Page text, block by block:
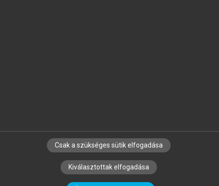
SZERZŐKNEK CÉGEKNEK KÖNYVTÁROSOKNAK
SZERKESZTÉSI ÉS LEKTORÁLÁSI ALAPELVEK
Csak a szükséges sütik elfogadása
Kiválasztottak elfogadása